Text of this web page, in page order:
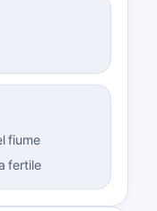
fiume
fertile